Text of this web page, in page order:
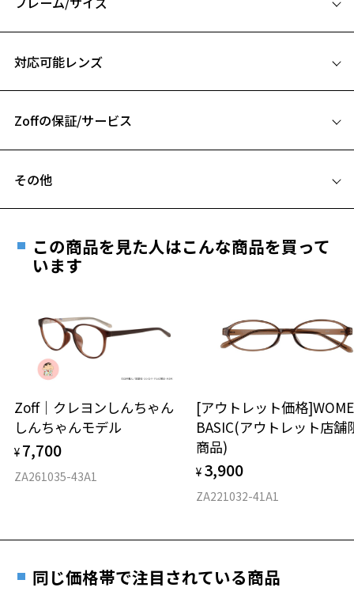
お気に入りリストは こちら
肌なじみの良いピンクやブラウンを多くラインアップし、コーディネ
ートにも取り入れやすいトレンド感あるデザインです。
※柄や色味の出方に個体差があり、画像と異なる場合がございます。
※アウトレット商品は、販売から一定期間経過した商品などです。キ
ズ、汚れなどがあるB級品ではございません。
B ブリッジ(鼻部分)の横幅：18mm
お持ちのZoffメガネサイズを確認するには？
仕上がり寸法
D 仕上がりの横幅：約147mm
15.4g
対応可能レンズ
フレームとレンズの合計料金を知りたい方へ
Zoffの保証/サービス
安心1 フレーム１年間品質保証
きます。
※保証期間内に交換が行われた場合、保証期間は初期の期間から
延長されません。
安心2 視力測定無料
視力の変化を早めに発見するために、定期的な視
力測定をおすすめいたします。
安心3 かかり具合調整無料
す。
その他
ご希望のお客さまは、「レンズ交換券」をお選びのうえ、
最寄りのZoff実店舗にてレンズをお買い求めください。
※サングラスやパッケージ品では「レンズ交換券」はお選び
談ください。
＜メガネの度数情報がわからない方へ＞
オンラインストアでフレームのみ購入して、
実店舗で度付きにできます
ご購入時に「レンズ交換券」をお選びいただくと、実店舗で
度数を測定のうえ、度付きレンズ（標準セットレンズ）へ無
お近くのZoff実店舗にて度数を測定いただけます（無料）。
その際は記入用紙をダウンロードしてお使いください。
この商品を見た人はこんな商品を買って
います
Zoff｜クレヨンしんちゃん
しんちゃんモデル
¥ 7,700
ZA261035-43A1
[アウトレット価格
BASIC(アウトレット店舗
商品)
¥ 3,900
ZA221032-41A1
同じ価格帯で注目されている商品